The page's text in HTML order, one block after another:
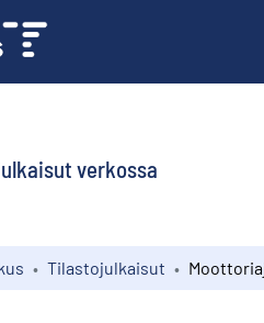
verkossa
Tilastojulkaisut